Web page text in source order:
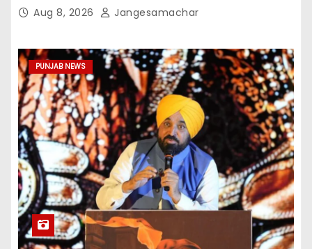
Aug 8, 2026 Jangesamachar
PUNJAB NEWS